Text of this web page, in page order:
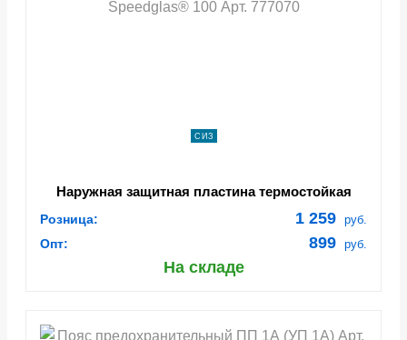
СИЗ
Наружная защитная пластина термостойкая
Розница: 1 259 руб.
Опт: 899 руб.
На складе